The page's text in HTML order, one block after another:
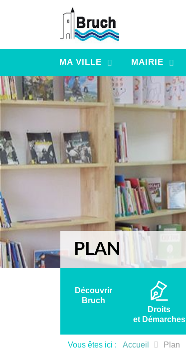
MA VILLE MAIRIE
PLAN
Découvrir
Bruch
Droits
et Démarches
Vous êtes ici : Accueil Plan